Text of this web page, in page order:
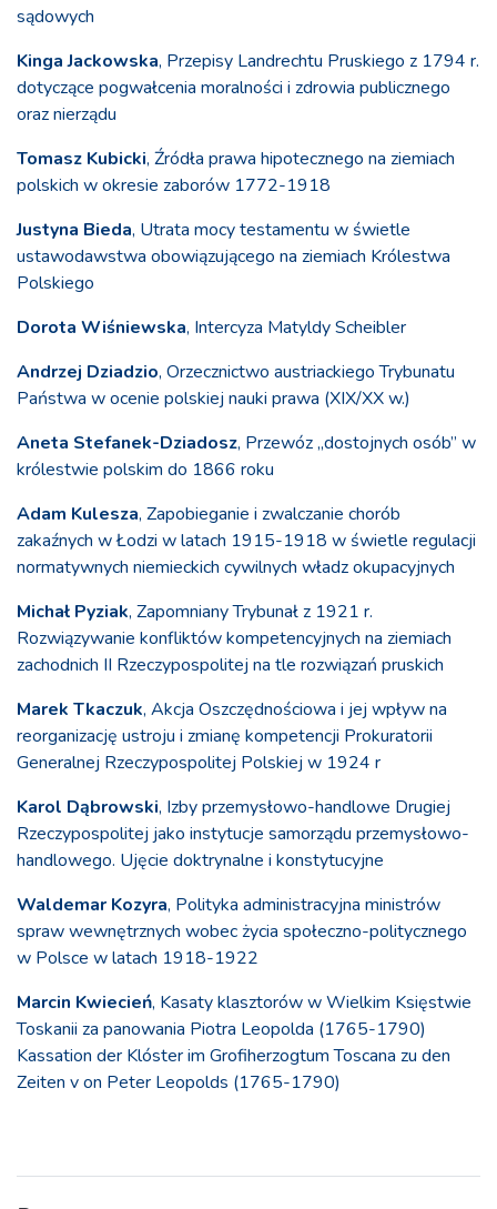
sądowych
Kinga Jackowska, Przepisy Landrechtu Pruskiego z 1794 r.
dotyczące pogwałcenia moralności i zdrowia publicznego
oraz nierządu
Tomasz Kubicki, Źródła prawa hipotecznego na ziemiach
polskich w okresie zaborów 1772-1918
Justyna Bieda, Utrata mocy testamentu w świetle
ustawodawstwa obowiązującego na ziemiach Królestwa
Polskiego
Dorota Wiśniewska, Intercyza Matyldy Scheibler
Andrzej Dziadzio, Orzecznictwo austriackiego Trybunatu
Państwa w ocenie polskiej nauki prawa (XIX/XX w.)
Aneta Stefanek-Dziadosz, Przewóz „dostojnych osób” w
królestwie polskim do 1866 roku
Adam Kulesza, Zapobieganie i zwalczanie chorób
zakaźnych w Łodzi w latach 1915-1918 w świetle regulacji
normatywnych niemieckich cywilnych władz okupacyjnych
Michał Pyziak, Zapomniany Trybunał z 1921 r.
Rozwiązywanie konfliktów kompetencyjnych na ziemiach
zachodnich II Rzeczypospolitej na tle rozwiązań pruskich
Marek Tkaczuk, Akcja Oszczędnościowa i jej wpływ na
reorganizację ustroju i zmianę kompetencji Prokuratorii
Generalnej Rzeczypospolitej Polskiej w 1924 r
Karol Dąbrowski, Izby przemysłowo-handlowe Drugiej
Rzeczypospolitej jako instytucje samorządu przemysłowo-
handlowego. Ujęcie doktrynalne i konstytucyjne
Waldemar Kozyra, Polityka administracyjna ministrów
spraw wewnętrznych wobec życia społeczno-politycznego
w Polsce w latach 1918-1922
Marcin Kwiecień, Kasaty klasztorów w Wielkim Księstwie
Toskanii za panowania Piotra Leopolda (1765-1790)
Kassation der Klóster im Grofiherzogtum Toscana zu den
Zeiten v on Peter Leopolds (1765-1790)